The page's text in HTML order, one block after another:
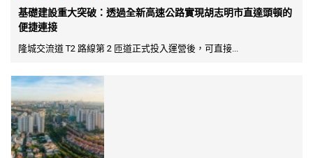
基礎建設重大突破：透過全新高速公路實現胡志明市直達頭頓的
便捷連接
隆城交流道 T2 路線第 2 匝道正式投入運營後，可直接...